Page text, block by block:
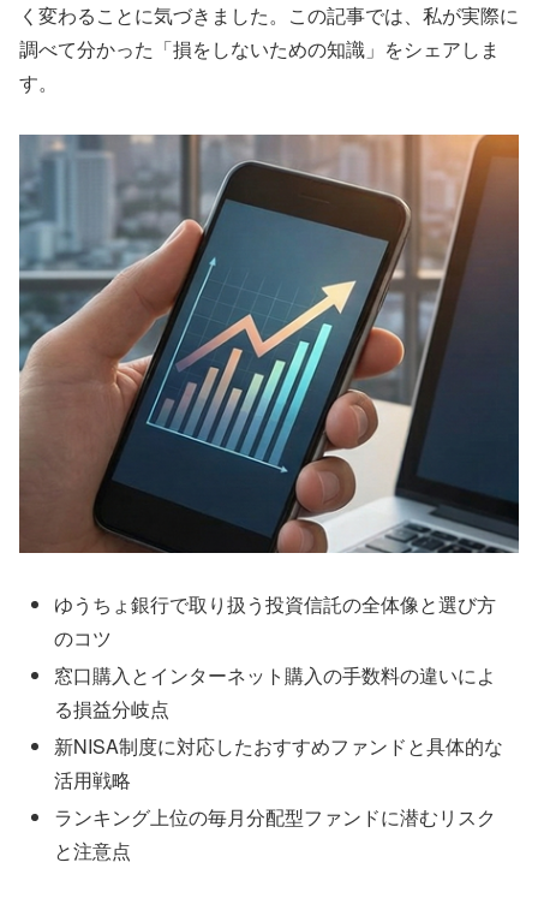
く変わることに気づきました。この記事では、私が実際に
調べて分かった「損をしないための知識」をシェアしま
す。
ゆうちょ銀行で取り扱う投資信託の全体像と選び方
のコツ
窓口購入とインターネット購入の手数料の違いによ
る損益分岐点
新NISA制度に対応したおすすめファンドと具体的な
活用戦略
ランキング上位の毎月分配型ファンドに潜むリスク
と注意点